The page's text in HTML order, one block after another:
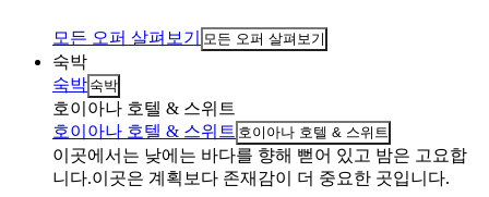
모든 오퍼 살펴보기 모든 오퍼 살펴보기
숙박
숙박 숙박
호이아나 호텔 & 스위트
호이아나 호텔 & 스위트 호이아나 호텔 & 스위트
이곳에서는 낮에는 바다를 향해 뻗어 있고 밤은 고요합
니다.이곳은 계획보다 존재감이 더 중요한 곳입니다.